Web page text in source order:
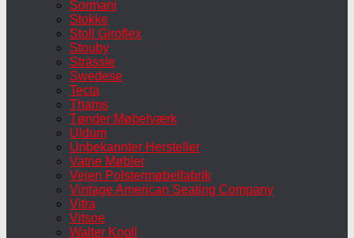
Sormani
Stokke
Stoll Giroflex
Stouby
Strässle
Swedese
Tecta
Thams
Tønder Møbelværk
Uldum
Unbekannter Hersteller
Vatne Møbler
Vejen Polstermøbelfabrik
Vintage American Seating Company
Vitra
Vitsoe
Walter Knoll